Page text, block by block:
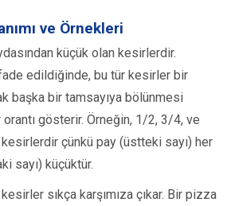
ve Örnekleri
küçük olan kesirlerdir.
edildiğinde, bu tür kesirler bir
başka bir tamsayıya bölünmesi
gösterir. Örneğin, 1/2, 3/4, ve
çünkü pay (üstteki sayı) her
sayı) küçüktür.
sıkça karşımıza çıkar. Bir pizza